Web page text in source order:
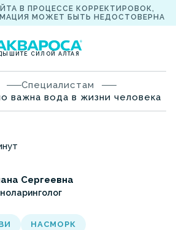
В ПРОЦЕССЕ КОРРЕКТИРОВОК,
МОЖЕТ БЫТЬ НЕДОСТОВЕРНА
СИЛОЙ АЛТАЯ
Специалистам
важна вода в жизни человека
Сергеевна
НАСМОРК